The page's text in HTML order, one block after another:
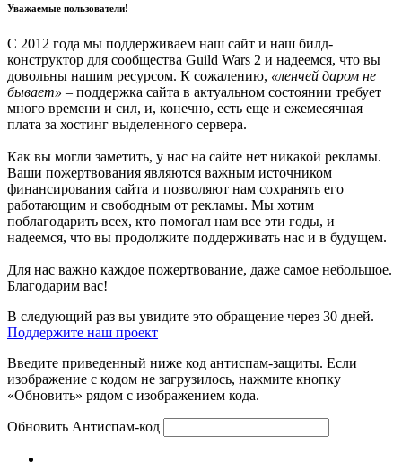
Уважаемые пользователи!
С 2012 года мы поддерживаем наш сайт и наш билд-
конструктор для сообщества Guild Wars 2 и надеемся, что вы
довольны нашим ресурсом. К сожалению, «ленчей даром не
бывает» – поддержка сайта в актуальном состоянии требует
много времени и сил, и, конечно, есть еще и ежемесячная
плата за хостинг выделенного сервера.
Как вы могли заметить, у нас на сайте нет никакой рекламы.
Ваши пожертвования являются важным источником
финансирования сайта и позволяют нам сохранять его
работающим и свободным от рекламы. Мы хотим
поблагодарить всех, кто помогал нам все эти годы, и
надеемся, что вы продолжите поддерживать нас и в будущем.
Для нас важно каждое пожертвование, даже самое небольшое.
Благодарим вас!
В следующий раз вы увидите это обращение через 30 дней.
Поддержите наш проект
Введите приведенный ниже код антиспам-защиты. Если
изображение с кодом не загрузилось, нажмите кнопку
«Обновить» рядом с изображением кода.
Обновить Антиспам-код